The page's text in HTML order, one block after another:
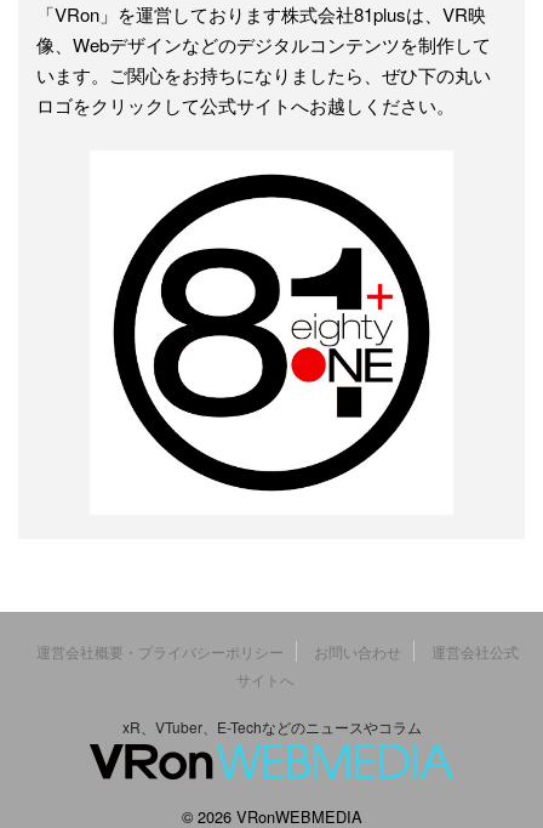
「VRon」を運営しております株式会社81plusは、VR映
像、Webデザインなどのデジタルコンテンツを制作して
います。ご関心をお持ちになりましたら、ぜひ下の丸い
ロゴをクリックして公式サイトへお越しください。
運営会社概要・プライバシーポリシー お問い合わせ
運営会社公式
サイトへ
xR、VTuber、E-Techなどのニュースやコラム
© 2026 VRonWEBMEDIA